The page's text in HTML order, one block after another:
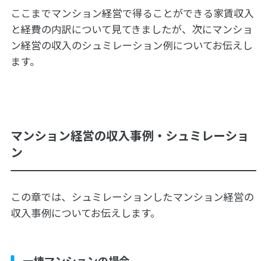
ここまでマンション経営で得ることができる家賃収入
と経費の内訳について見てきましたが、次にマンショ
ン経営の収入のシュミレーション例についてお伝えし
ます。
マンション経営の収入事例・シュミレーショ
ン
この章では、シュミレーションしたマンション経営の
収入事例についてお伝えします。